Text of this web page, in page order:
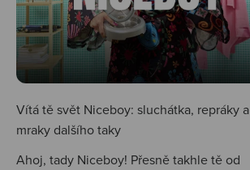
Vítá tě svět Niceboy: sluchátka, repráky a
mraky dalšího taky
Ahoj, tady Niceboy! Přesně takhle tě od